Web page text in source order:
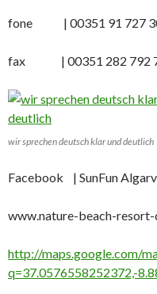
fone | 00351 91 727
fax | 00351 282 792
wir sprechen deutsch klar und deutlich
Facebook | SunFun
www.nature-beach-
http://maps.google.com/
q=37.0576558252372,-